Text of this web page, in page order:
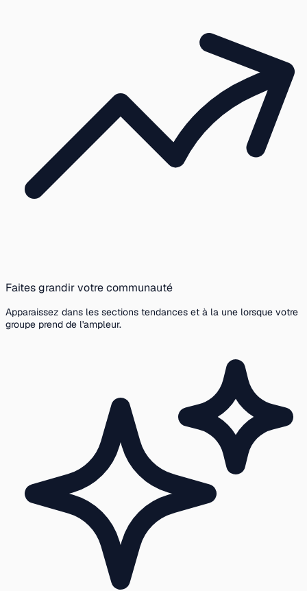
Faites grandir votre communauté
Apparaissez dans les sections tendances et à la une lorsque votre
groupe prend de l'ampleur.